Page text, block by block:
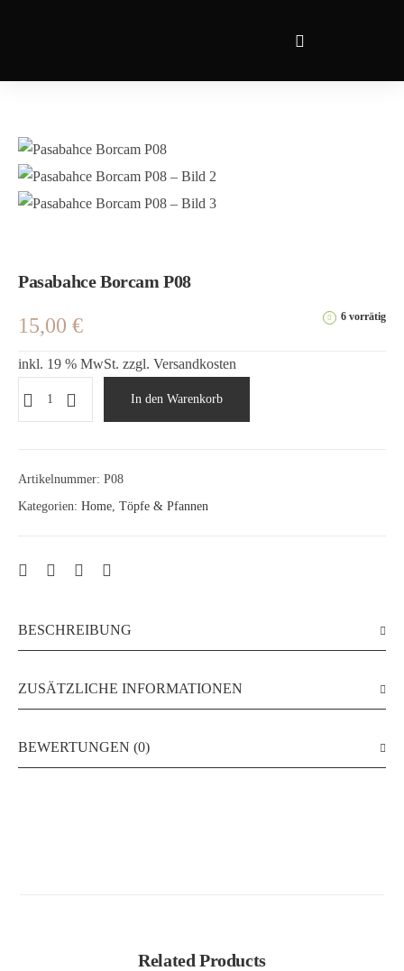
Pasabahce Borcam P08
6 vorrätig
15,00 €
inkl. 19 % MwSt. zzgl. Versandkosten
In den Warenkorb
Artikelnummer: P08
Kategorien: Home Töpfe & Pfannen
BESCHREIBUNG
ZUSÄTZLICHE INFORMATIONEN
BEWERTUNGEN (0)
Related Products